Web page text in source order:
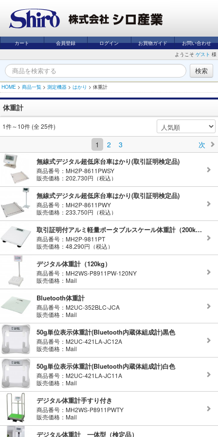
カート 会員登録 ログイン お買物ガイド
お問い合わせ
ようこそ ゲスト 様
HOME > 商品一覧 > 測定機器 > はかり > 体重計
体重計
1件～10件 (全 25件)
1 2 3 次
無線式デジタル超低床台車はかり(取引証明検定品)
商品番号：MH2P-8611PWSY
販売価格：202,730円（税込）
無線式デジタル超低床台車はかり(取引証明検定品)
商品番号：MH2P-8611PWY
販売価格：233,750円（税込）
取引証明付アルミ軽量ポータブルスケール体重計（200kg）
商品番号：MH2P-9811PT
販売価格：48,290円（税込）
デジタル体重計（120kg）
商品番号：MH2WS-P8911PW-120NY
販売価格：Mail
Bluetooth体重計
商品番号：M2UC-352BLC-JCA
販売価格：Mail
50g単位表示体重計(Bluetooth内蔵体組成計)黒色
商品番号：M2UC-421LA-JC12A
販売価格：Mail
50g単位表示体重計(Bluetooth内蔵体組成計)白色
商品番号：M2UC-421LA-JC11A
販売価格：Mail
デジタル体重計手すり付き
商品番号：MH2WS-P8911PWTY
販売価格：Mail
デジタル体重計 一体型（検定品）